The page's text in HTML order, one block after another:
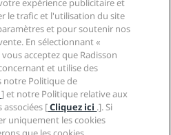
Rewards
moderne
expérience publicitaire et
le trafic et l'utilisation du site
et pour soutenir nos
En sélectionnant «
acceptez que Radisson
et utilise des
notre Politique de
] et notre Politique relative aux
[Cliquez ici .]. Si
uniquement les cookies